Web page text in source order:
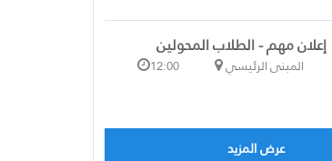
إعلان مهم - الطلاب المحولين
المبنى الرئيسي 12:00
عرض المزيد